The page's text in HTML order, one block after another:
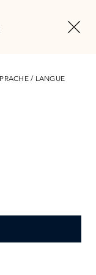
Skins Boxen
/ LANGUE